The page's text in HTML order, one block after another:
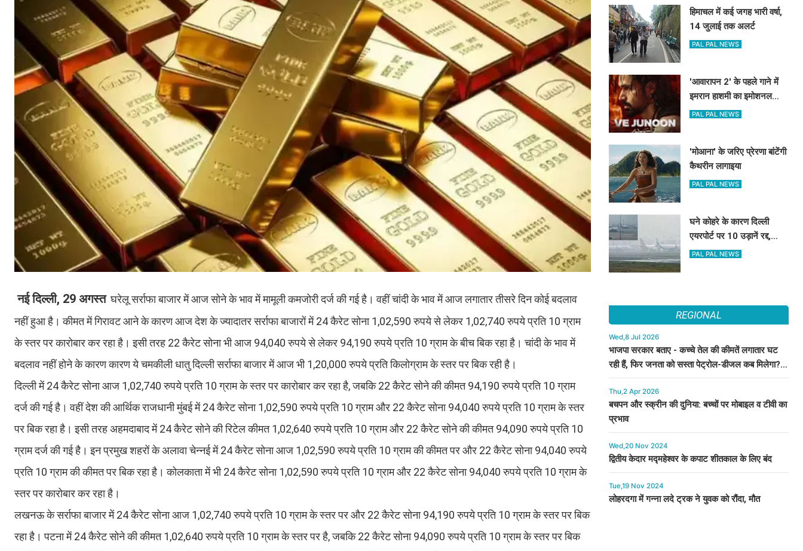
नई दिल्ली, 29 अगस्तघरेलू सर्राफा बाजार में आज सोने के भाव में मामूली कमजोरी दर्ज की गई है। वहीं चांदी के भाव में आज लगातार तीसरे दिन कोई बदलाव
नहीं हुआ है। कीमत में गिरावट आने के कारण आज देश के ज्यादातर सर्राफा बाजारों में 24 कैरेट सोना 1,02,590 रुपये से लेकर 1,02,740 रुपये प्रति 10 ग्राम
के स्तर पर कारोबार कर रहा है। इसी तरह 22 कैरेट सोना भी आज 94,040 रुपये से लेकर 94,190 रुपये प्रति 10 ग्राम के बीच बिक रहा है। चांदी के भाव में
बदलाव नहीं होने के कारण कारण ये चमकीली धातु दिल्ली सर्राफा बाजार में आज भी 1,20,000 रुपये प्रति किलोग्राम के स्तर पर बिक रही है।
दिल्ली में 24 कैरेट सोना आज 1,02,740 रुपये प्रति 10 ग्राम के स्तर पर कारोबार कर रहा है, जबकि 22 कैरेट सोने की कीमत 94,190 रुपये प्रति 10 ग्राम
दर्ज की गई है। वहीं देश की आर्थिक राजधानी मुंबई में 24 कैरेट सोना 1,02,590 रुपये प्रति 10 ग्राम और 22 कैरेट सोना 94,040 रुपये प्रति 10 ग्राम के स्तर
पर बिक रहा है। इसी तरह अहमदाबाद में 24 कैरेट सोने की रिटेल कीमत 1,02,640 रुपये प्रति 10 ग्राम और 22 कैरेट सोने की कीमत 94,090 रुपये प्रति 10
ग्राम दर्ज की गई है। इन प्रमुख शहरों के अलावा चेन्नई में 24 कैरेट सोना आज 1,02,590 रुपये प्रति 10 ग्राम की कीमत पर और 22 कैरेट सोना 94,040 रुपये
प्रति 10 ग्राम की कीमत पर बिक रहा है। कोलकाता में भी 24 कैरेट सोना 1,02,590 रुपये प्रति 10 ग्राम और 22 कैरेट सोना 94,040 रुपये प्रति 10 ग्राम के
स्तर पर कारोबार कर रहा है।
लखनऊ के सर्राफा बाजार में 24 कैरेट सोना आज 1,02,740 रुपये प्रति 10 ग्राम के स्तर पर और 22 कैरेट सोना 94,190 रुपये प्रति 10 ग्राम के स्तर पर बिक
रहा है। पटना में 24 कैरेट सोने की कीमत 1,02,640 रुपये प्रति 10 ग्राम के स्तर पर है, जबकि 22 कैरेट सोना 94,090 रुपये प्रति 10 ग्राम के स्तर पर बिक
हिमाचल में कई जगह भारी वर्षा,
14 जुलाई तक अलर्ट
PAL PAL NEWS
'आवारापन 2' के पहले गाने में
इमरान हाशमी का इमोशनल
अवतार
PAL PAL NEWS
'मोआना' के जरिए प्रेरणा बांटेंगी
कैथरीन लागाइया
PAL PAL NEWS
घने कोहरे के कारण दिल्ली
एयरपोर्ट पर 10 उड़ानें रद्द,
270 से अधिक में देरी
PAL PAL NEWS
REGIONAL
Wed,8 Jul 2026
भाजपा सरकार बताए - कच्चे तेल की कीमतें लगातार घट
रही हैं, फिर जनता को सस्ता पेट्रोल-डीजल कब मिलेगा? :
कुमारी सैलजा
Thu,2 Apr 2026
बचपन और स्क्रीन की दुनिया: बच्चों पर मोबाइल व टीवी का
प्रभाव
Wed,20 Nov 2024
द्वितीय केदार मद्महेश्वर के कपाट शीतकाल के लिए बंद
Tue,19 Nov 2024
लोहरदगा में गन्ना लदे ट्रक ने युवक को रौंदा, मौत